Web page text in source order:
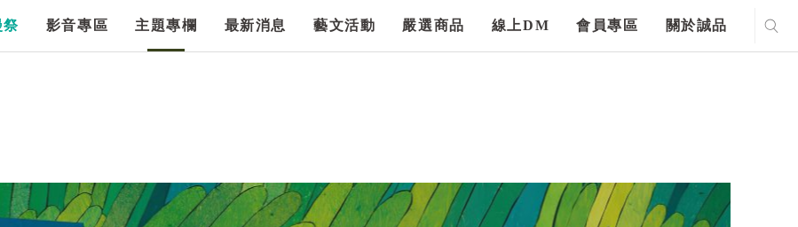
祭 影音專區 主題專欄 最新消息 藝文活動 嚴選商品 線上DM 會員專區 關於誠品